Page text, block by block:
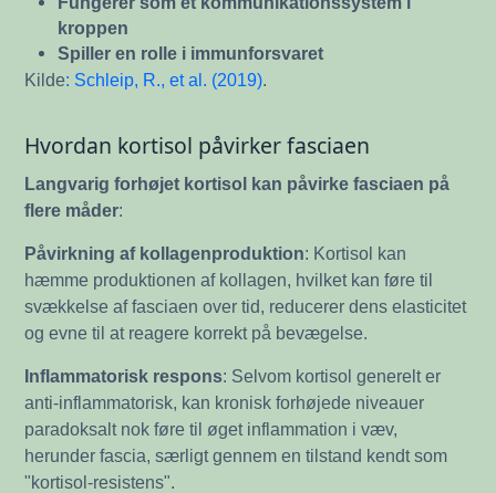
kroppen
Spiller en rolle i immunforsvaret
Kilde: Schleip, R., et al. (2019).
Hvordan kortisol påvirker fasciaen
Langvarig forhøjet kortisol kan påvirke fasciaen på
flere måder:
Påvirkning af kollagenproduktion: Kortisol kan
hæmme produktionen af kollagen, hvilket kan føre til
svækkelse af fasciaen over tid, reducerer dens elasticitet
og evne til at reagere korrekt på bevægelse.
Inflammatorisk respons: Selvom kortisol generelt er
anti-inflammatorisk, kan kronisk forhøjede niveauer
paradoksalt nok føre til øget inflammation i væv,
herunder fascia, særligt gennem en tilstand kendt som
"kortisol-resistens".